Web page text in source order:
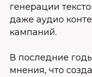
генерации
даже аудио
кампаний.
В последние
мнения, что